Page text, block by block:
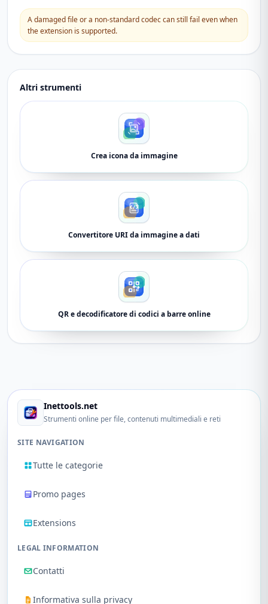
A damaged file or a non-standard codec can still fail even when
the extension is supported.
Altri strumenti
Crea icona da immagine
Convertitore URI da immagine a dati
QR e decodificatore di codici a barre online
Inettools.net
Strumenti online per file, contenuti multimediali e reti
SITE NAVIGATION
Tutte le categorie
Promo pages
Extensions
LEGAL INFORMATION
Contatti
Informativa sulla privacy